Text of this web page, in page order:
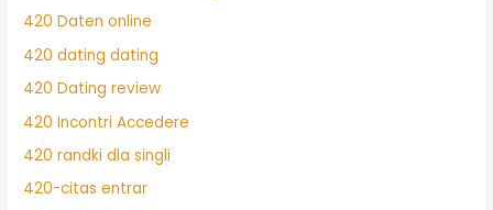
420 Daten online
420 dating dating
420 Dating review
420 Incontri Accedere
420 randki dla singli
420-citas entrar